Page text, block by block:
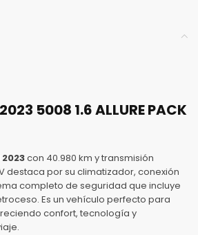
5008 1.6 ALLURE PACK
con 40.980 km y transmisión
destaca por su climatizador, conexión
completo de seguridad que incluye
Es un vehículo perfecto para
confort, tecnología y